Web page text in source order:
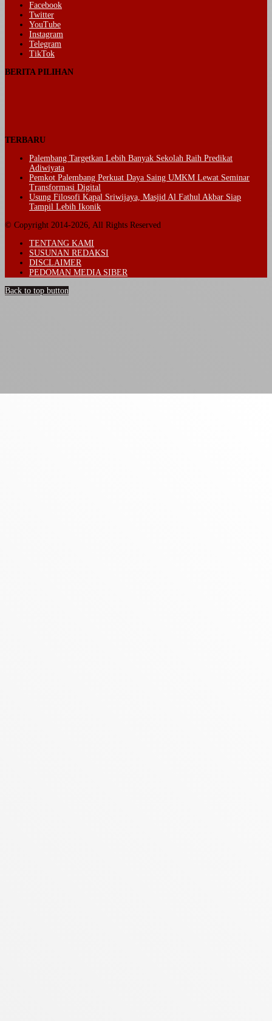
Facebook
Twitter
YouTube
Instagram
Telegram
TikTok
BERITA PILIHAN
TERBARU
Palembang Targetkan Lebih Banyak Sekolah Raih Predikat
Adiwiyata
Pemkot Palembang Perkuat Daya Saing UMKM Lewat Seminar
Transformasi Digital
Usung Filosofi Kapal Sriwijaya, Masjid Al Fathul Akbar Siap
Tampil Lebih Ikonik
© Copyright 2014-2026, All Rights Reserved
TENTANG KAMI
SUSUNAN REDAKSI
DISCLAIMER
PEDOMAN MEDIA SIBER
Back to top button